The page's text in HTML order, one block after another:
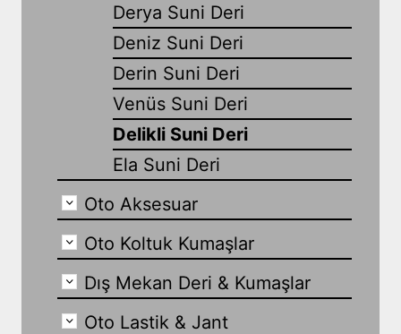
Derya Suni Deri
Deniz Suni Deri
Derin Suni Deri
Venüs Suni Deri
Delikli Suni Deri
Ela Suni Deri
Oto Aksesuar
Oto Koltuk Kumaşlar
Dış Mekan Deri & Kumaşlar
Oto Lastik & Jant